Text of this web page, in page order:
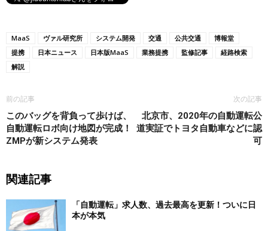
MaaS ヴァル研究所 システム開発 交通 公共交通
博報堂
提携
日本ニュース 日本版MaaS 業務提携 監修記事
経路検索
解説
前の記事
このバッグを背負って歩けば、
自動運転ロボ向け地図が完成！
ZMPが新システム発表
次の記事
北京市、2020年の自動運転公
道実証でトヨタ自動車などに認
可
関連記事
「自動運転」求人数、過去最高を更新！ついに日
本が本気